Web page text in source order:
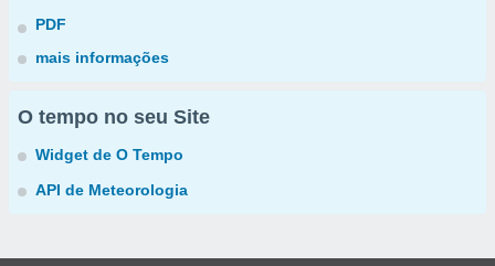
PDF
mais informações
O tempo no seu Site
Widget de O Tempo
API de Meteorologia